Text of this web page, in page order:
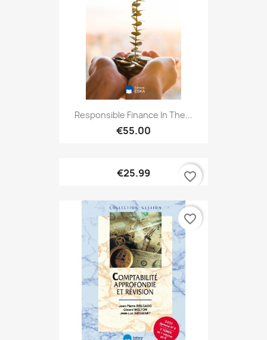
Responsible Finance In The...
€55.00
€25.99
ONLINE ONLY
favorite_border
favorite_border